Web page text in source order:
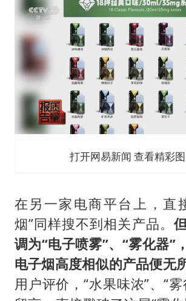
打开网易新闻 查看精彩
在另一家电商平台上，直
烟”同样搜不到相关产品。
调为“电子喷雾”、“雾化器”
电子烟高度相似的产品便无
用户评价，“水果味浓”、“